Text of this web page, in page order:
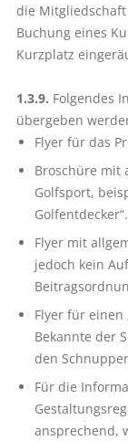
die
Buchung eines
Kurzplatz
1.3.9. Folgendes
übergeben
Flyer für das
Broschüre mit
Golfsport,
Golfentdecker“.
Flyer mit
jedoch kein
Flyer für einen
Bekannte der
den
Für die
ansprechend,